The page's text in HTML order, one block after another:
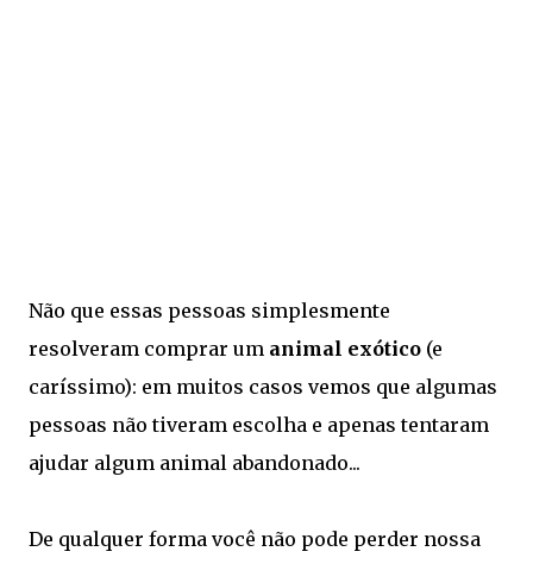
Não que essas pessoas simplesmente
resolveram comprar um animal exótico (e
caríssimo): em muitos casos vemos que algumas
pessoas não tiveram escolha e apenas tentaram
ajudar algum animal abandonado...
De qualquer forma você não pode perder nossa